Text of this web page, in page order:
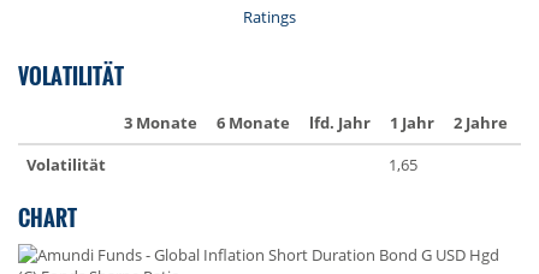
Ratings
VOLATILITÄT
3 Monate 6 Monate lfd. Jahr 1 Jahr 2 Jahre
Volatilität
1,65
CHART